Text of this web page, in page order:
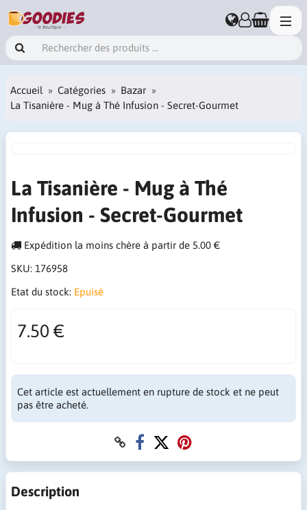
Accueil Catégories
Bazar
La Tisanière - Mug à Thé Infusion - Secret-Gourmet
La Tisanière - Mug à Thé
Infusion - Secret-Gourmet
Expédition la moins chère à partir de 5.00 €
SKU: 176958
Etat du stock: Epuisé
7.50 €
Cet article est actuellement en rupture de stock et ne peut
pas être acheté.
Description